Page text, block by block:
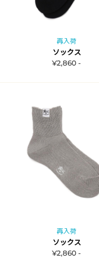
再入荷
ソックス
¥2,860 -
再入荷
ソックス
¥2,860 -